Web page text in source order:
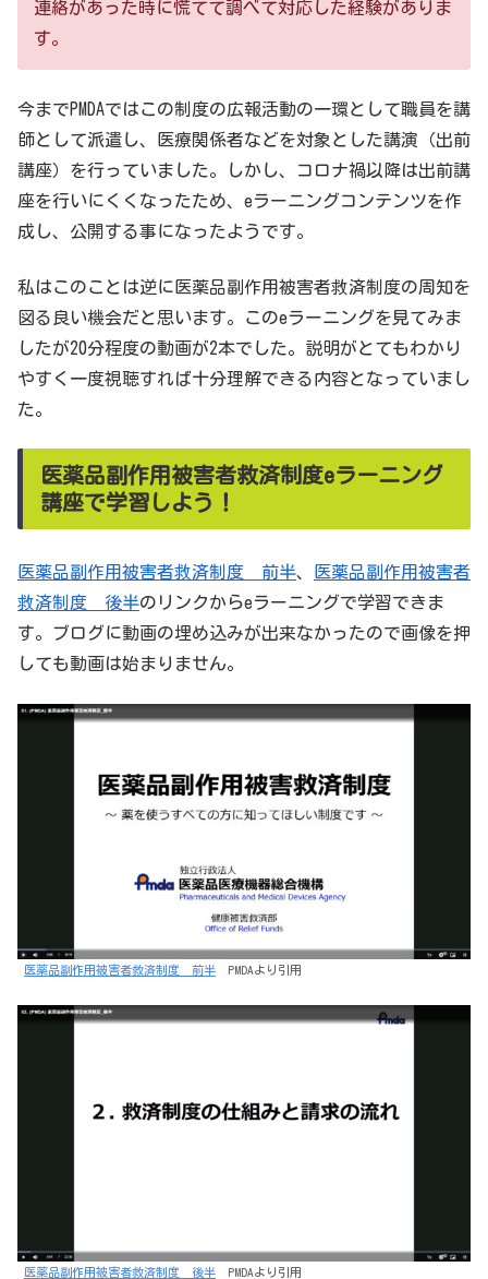
連絡があった時に慌てて調べて対応した経験がありま
す。
今までPMDAではこの制度の広報活動の一環として職員を講
師として派遣し、医療関係者などを対象とした講演（出前
講座）を行っていました。しかし、コロナ禍以降は出前講
座を行いにくくなったため、eラーニングコンテンツを作
成し、公開する事になったようです。
私はこのことは逆に医薬品副作用被害者救済制度の周知を
図る良い機会だと思います。このeラーニングを見てみま
したが20分程度の動画が2本でした。説明がとてもわかり
やすく一度視聴すれば十分理解できる内容となっていまし
た。
医薬品副作用被害者救済制度eラーニング
講座で学習しよう！
医薬品副作用被害者救済制度 前半、
医薬品副作用被害者
救済制度 後半のリンクからeラーニングで学習できま
す。ブログに動画の埋め込みが出来なかったので画像を押
しても動画は始まりません。
医薬品副作用被害者救済制度 前半 PMDAより引用
医薬品副作用被害者救済制度 後半 PMDAより引用